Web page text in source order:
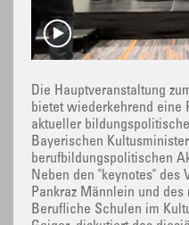
Die Hauptveranstaltung
bietet wiederkehrend eine
aktueller
Bayerischen
berufbildungspolitischen
Neben den "keynotes" des
Pankraz Männlein und
Berufliche Schulen im